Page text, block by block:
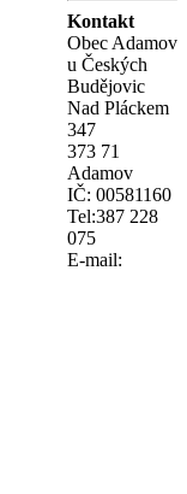
Kontakt
Obec Adamov
u Českých
Budějovic
Nad Pláckem
347
373 71
Adamov
IČ: 00581160
Tel:387 228
075
E-mail: